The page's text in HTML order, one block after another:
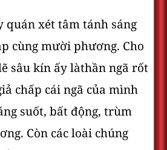
quán xét tâm tánh sáng
cùng mười phương. Cho
sâu kín ấy làthần ngã rốt
chấp cái ngã của mình
suốt, bất động, trùm
Còn các loài chúng